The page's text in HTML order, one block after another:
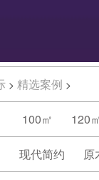
> 精选案例 >
100㎡ 120
现代简约 原